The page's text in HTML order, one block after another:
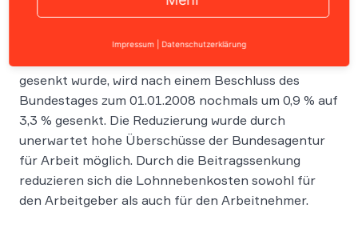
Der Beitragssatz zur Arbeitslosenversicherung, der
gesenkt wurde, wird nach einem Beschluss des
Bundestages zum 01.01.2008 nochmals um 0,9 % auf
3,3 % gesenkt. Die Reduzierung wurde durch
unerwartet hohe Überschüsse der Bundesagentur
für Arbeit möglich. Durch die Beitragssenkung
reduzieren sich die Lohnnebenkosten sowohl für
den Arbeitgeber als auch für den Arbeitnehmer.
Impressum Datenschutzerklärung